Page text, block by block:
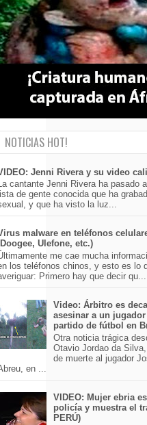
NOTICIAS HOT!
Jenni Rivera y su video
cantante Jenni Rivera ha pasado
lista de gente conocida que ha
y que ha visto la luz...
malware en teléfonos
Ulefone, etc.)
me cae mucha
los teléfonos chinos, y esto es lo
Primero hay que decir qu...
Video: Árbitro es
asesinar a un
partido de fútbol en
Otra noticia trágica
Otavio Jordao da
de muerte al jugador
en ...
VIDEO: Mujer ebria
policía y muestra el
PERÚ)